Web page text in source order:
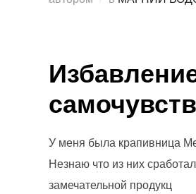
У меня была крапивница
Незнаю что из них
замечательной продукц